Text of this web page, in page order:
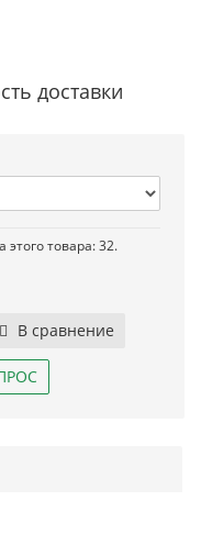
доставки
товара: 32.
В сравнение